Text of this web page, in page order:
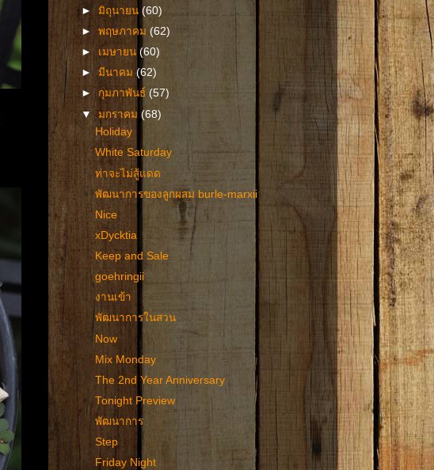
►มิถุนายน(60)
►พฤษภาคม(62)
► เมษายน(60)
►มีนาคม(62)
► กุมภาพันธ์ (57)
▼มกราคม(68)
Holiday
White Saturday
ท่าจะไม่สู้แดด
พัฒนาการของลูกผสม burle-marxii
Nice
xDycktia
Keep and Sale
goehringii
งานเข้า
พัฒนาการในสวน
Now
Mix Monday
The 2nd Year Anniversary
Tonight Preview
พัฒนาการ
Step
Friday Night